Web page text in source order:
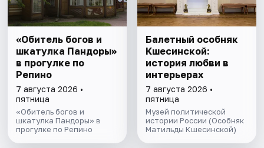
«Обитель богов и
шкатулка Пандоры»
в прогулке по
Репино
7 августа 2026 •
пятница
«Обитель богов и
шкатулка Пандоры» в
прогулке по Репино
Балетный особняк
Кшесинской:
история любви в
интерьерах
7 августа 2026 •
пятница
Музей политической
истории России (Особняк
Матильды Кшесинской)